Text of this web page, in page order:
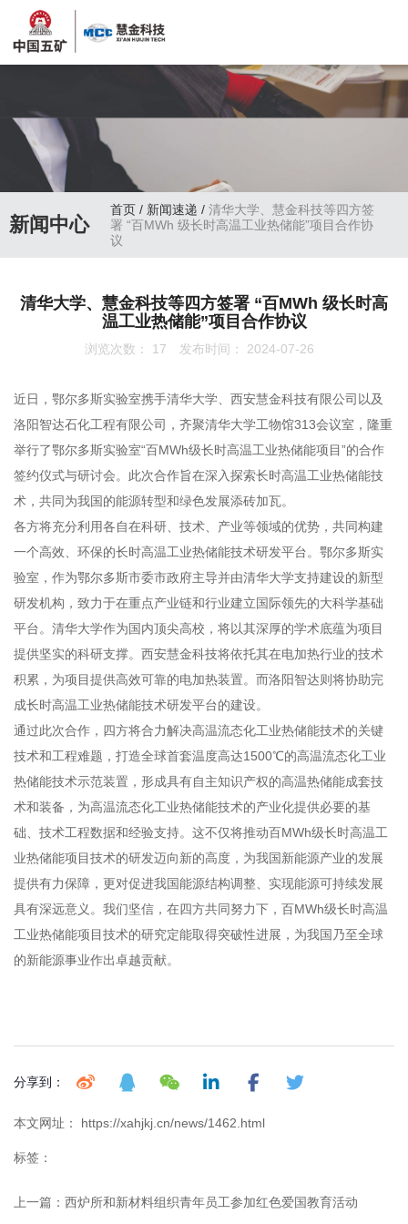
新闻中心
首页/ 新闻速递 /清华大学、慧金科技等四方签
署 “百MWh 级长时高温工业热储能”项目合作协
议
清华大学、慧金科技等四方签署 “百MWh 级长时高
温工业热储能”项目合作协议
浏览次数： 17 发布时间： 2024-07-26
近日，鄂尔多斯实验室携手清华大学、西安慧金科技有限公司以及
洛阳智达石化工程有限公司，齐聚清华大学工物馆313会议室，隆重
举行了鄂尔多斯实验室“百MWh级长时高温工业热储能项目”的合作
签约仪式与研讨会。此次合作旨在深入探索长时高温工业热储能技
术，共同为我国的能源转型和绿色发展添砖加瓦。
各方将充分利用各自在科研、技术、产业等领域的优势，共同构建
一个高效、环保的长时高温工业热储能技术研发平台。鄂尔多斯实
验室，作为鄂尔多斯市委市政府主导并由清华大学支持建设的新型
研发机构，致力于在重点产业链和行业建立国际领先的大科学基础
平台。清华大学作为国内顶尖高校，将以其深厚的学术底蕴为项目
提供坚实的科研支撑。西安慧金科技将依托其在电加热行业的技术
积累，为项目提供高效可靠的电加热装置。而洛阳智达则将协助完
成长时高温工业热储能技术研发平台的建设。
通过此次合作，四方将合力解决高温流态化工业热储能技术的关键
技术和工程难题，打造全球首套温度高达1500℃的高温流态化工业
热储能技术示范装置，形成具有自主知识产权的高温热储能成套技
术和装备，为高温流态化工业热储能技术的产业化提供必要的基
础、技术工程数据和经验支持。这不仅将推动百MWh级长时高温工
业热储能项目技术的研发迈向新的高度，为我国新能源产业的发展
提供有力保障，更对促进我国能源结构调整、实现能源可持续发展
具有深远意义。我们坚信，在四方共同努力下，百MWh级长时高温
工业热储能项目技术的研究定能取得突破性进展，为我国乃至全球
的新能源事业作出卓越贡献。
分享到：
本文网址： https://xahjkj.cn/news/1462.html
标签：
上一篇： 西炉所和新材料组织青年员工参加红色爱国教育活动